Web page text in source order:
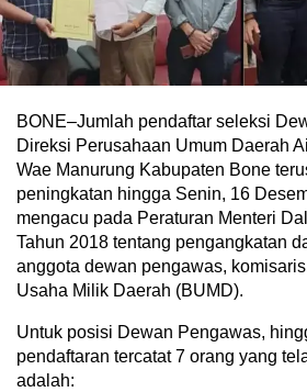
BONE–Jumlah pendaftar seleksi
Direksi Perusahaan Umum Daerah
Wae Manurung Kabupaten Bone
peningkatan hingga Senin, 16
mengacu pada Peraturan Menteri
Tahun 2018 tentang pengangkatan
anggota dewan pengawas,
Usaha Milik Daerah (BUMD).
Untuk posisi Dewan Pengawas,
pendaftaran tercatat 7 orang yang
adalah: